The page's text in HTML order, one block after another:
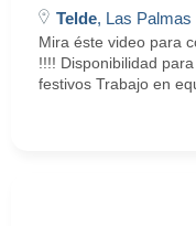
Telde, Las Palmas
Mira éste video para
!!!! Disponibilidad
festivos Trabajo en